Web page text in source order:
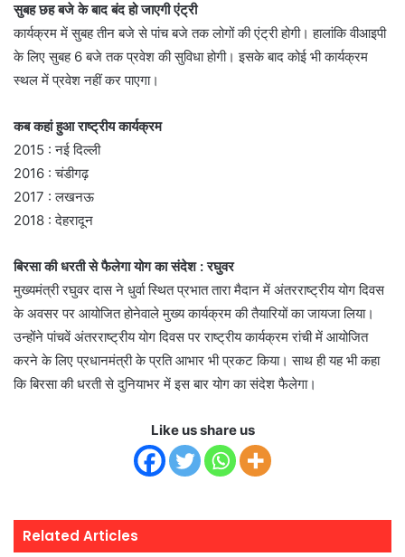
सुबह छह बजे के बाद बंद हो जाएगी एंट्री
कार्यक्रम में सुबह तीन बजे से पांच बजे तक लोगों की एंट्री होगी। हालांकि वीआइपी
के लिए सुबह 6 बजे तक प्रवेश की सुविधा होगी। इसके बाद कोई भी कार्यक्रम
स्थल में प्रवेश नहीं कर पाएगा।
कब कहां हुआ राष्ट्रीय कार्यक्रम
2015 : नई दिल्ली
2016 : चंडीगढ़
2017 : लखनऊ
2018 : देहरादून
बिरसा की धरती से फैलेगा योग का संदेश : रघुवर
मुख्यमंत्री रघुवर दास ने धुर्वा स्थित प्रभात तारा मैदान में अंतरराष्ट्रीय योग दिवस
के अवसर पर आयोजित होनेवाले मुख्य कार्यक्रम की तैयारियों का जायजा लिया।
उन्होंने पांचवें अंतरराष्ट्रीय योग दिवस पर राष्ट्रीय कार्यक्रम रांची में आयोजित
करने के लिए प्रधानमंत्री के प्रति आभार भी प्रकट किया। साथ ही यह भी कहा
कि बिरसा की धरती से दुनियाभर में इस बार योग का संदेश फैलेगा।
Like us share us
Related Articles